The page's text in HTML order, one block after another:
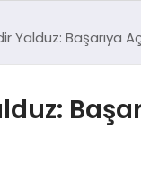
Yalduz: Başarıya